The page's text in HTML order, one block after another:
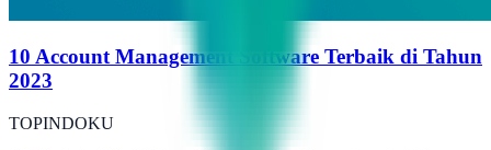
10 Account Management Software Terbaik di Tahun
2023
TOPINDOKU